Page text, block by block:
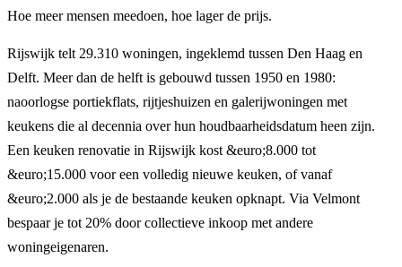
Hoe meer mensen meedoen, hoe lager de prijs.
Rijswijk telt 29.310 woningen, ingeklemd tussen Den Haag en
Delft. Meer dan de helft is gebouwd tussen 1950 en 1980:
naoorlogse portiekflats, rijtjeshuizen en galerijwoningen met
keukens die al decennia over hun houdbaarheidsdatum heen zijn.
Een keuken renovatie in Rijswijk kost &euro;8.000 tot
&euro;15.000 voor een volledig nieuwe keuken, of vanaf
&euro;2.000 als je de bestaande keuken opknapt. Via Velmont
bespaar je tot 20% door collectieve inkoop met andere
woningeigenaren.